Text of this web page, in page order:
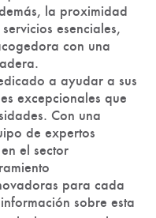
la proximidad
esenciales,
con una
a ayudar a sus
excepcionales que
Con una
de expertos
el sector
para cada
sobre esta